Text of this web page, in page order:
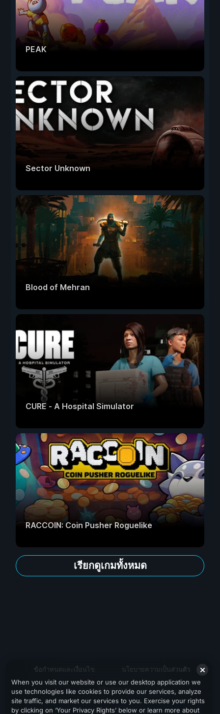
PEAK
Sector Unknown
Blood of Mehran
CURE - A Hospital Simulator
RACCOIN: Coin Pusher Roguelike
เรียกดูเกมทั้งหมด
ข้อกำหนดและเงื่อนไข นโยบายความเป็นส่วนตัว
สนับสนุน
When you visit our website or use our desktop application we
use technologies like cookies to provide our services, analyze
site traffic, and market our services to you. Exercise your rights
by clicking on ‘Your Privacy Rights’ below or learn more about